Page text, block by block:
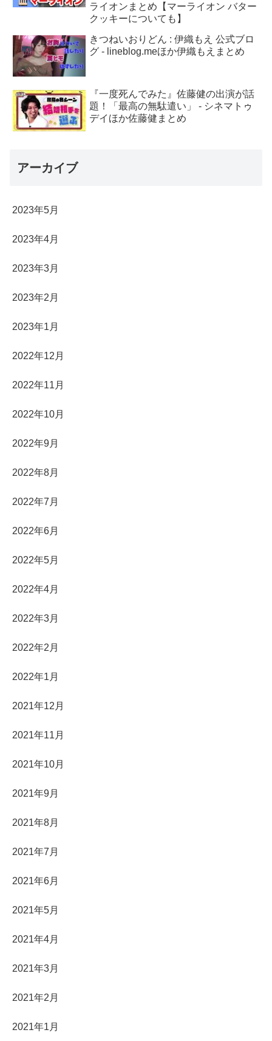
ライオンまとめ【マーライオン バター
クッキーについても】
きつねいおりどん : 伊織もえ 公式ブロ
グ - lineblog.meほか伊織もえまとめ
『一度死んでみた』佐藤健の出演が話
題！「最高の無駄遣い」 - シネマトゥ
デイほか佐藤健まとめ
アーカイブ
2023年5月
2023年4月
2023年3月
2023年2月
2023年1月
2022年12月
2022年11月
2022年10月
2022年9月
2022年8月
2022年7月
2022年6月
2022年5月
2022年4月
2022年3月
2022年2月
2022年1月
2021年12月
2021年11月
2021年10月
2021年9月
2021年8月
2021年7月
2021年6月
2021年5月
2021年4月
2021年3月
2021年2月
2021年1月